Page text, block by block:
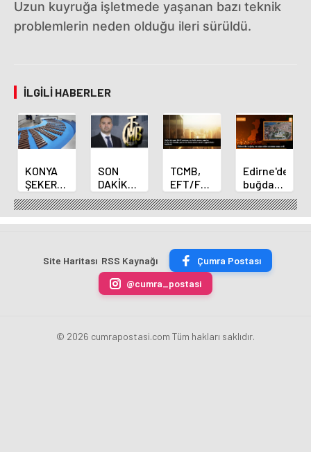
Uzun kuyruğa işletmede yaşanan bazı teknik
problemlerin neden olduğu ileri sürüldü.
İLGILI HABERLER
KONYA
ŞEKER
YILLIK 7
BİN 500
TON
ÜRETİLECEK
SON
DAKİKA
HABERİ:
Yeni
Merkez
Fatih
Karahan
oldu
TCMB,
EFT/FAST
işlemleri
için
fazla
uygulamasını
kaldırdı
Edirne'de
buğday
ve arpa
ekim
sezonu
erdi
Site Haritası RSS Kaynağı
Çumra Postası
@cumra_postasi
© 2026 cumrapostasi.com Tüm hakları saklıdır.